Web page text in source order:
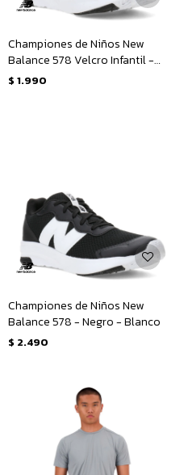
Championes de Niños New
Balance 578 Velcro Infantil -
Negro - Blanco
$ 1.990
Championes de Niños New
Balance 578 - Negro - Blanco
$ 2.490